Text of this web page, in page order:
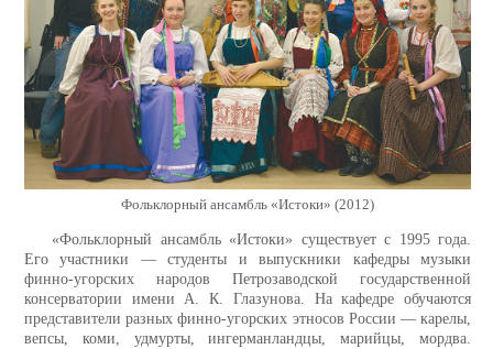
Фольклорный ансамбль «Истоки» (2012)
«Фольклорный ансамбль «Истоки» существует с 1995 года.
Его участники — студенты и выпускники кафедры музыки
финно-угорских народов Петрозаводской государственной
консерватории имени А. К. Глазунова. На кафедре обучаются
представители разных финно-угорских этносов России — карелы,
вепсы, коми, удмурты, ингерманландцы, марийцы, мордва.